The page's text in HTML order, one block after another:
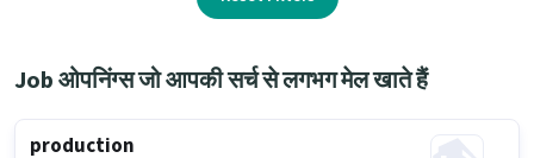
Job ओपनिंग्स जो आपकी सर्च से लगभग मेल खाते हैं
production